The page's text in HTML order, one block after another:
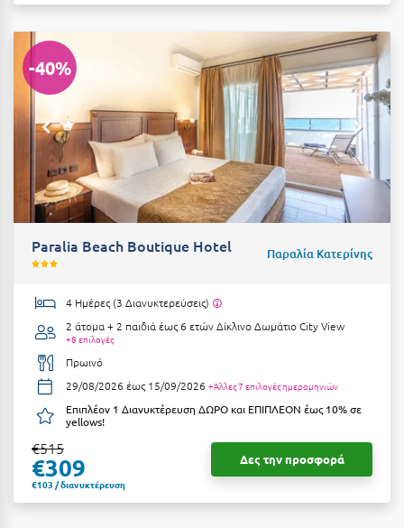
Δ
Δελφοί
Διακοπτό
Ελάτη Αρκαδίας
Ελληνικό Αρκαδίας
Ελούντα Κρήτης
Ερμιόνη
Ευρυτανία
Ζαγοροχώρια
Ζάκυνθος
-40%
Paralia Beach Boutique Hotel Παραλία Κατερίνης
4 Ημέρες (3 Διανυκτερεύσεις)
2 άτομα + 2 παιδιά έως 6 ετώνΔίκλινο Δωμάτιο City View
+8 επιλογές
Πρωινό
29/08/2026 έως 15/09/2026 +Άλλες 7 επιλογές ημερομηνιών
Επιπλέον 1 Διανυκτέρευση ΔΩΡΟ και ΕΠΙΠΛΕΟΝ έως 10% σε
yellows!
€515
€309
€103 / διανυκτέρευση
Δες την προσφορά